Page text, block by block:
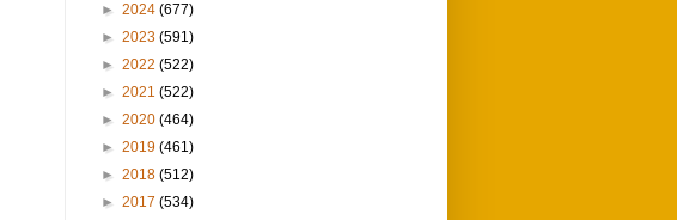
► 2024 (677)
► 2023 (591)
► 2022 (522)
► 2021 (522)
► 2020 (464)
► 2019 (461)
► 2018 (512)
► 2017 (534)